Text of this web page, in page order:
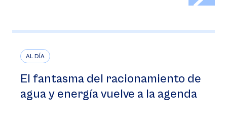
AL DÍA
El fantasma del racionamiento de
agua y energía vuelve a la agenda